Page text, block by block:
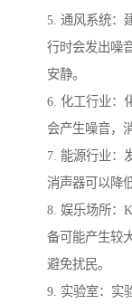
5. 通风系统：
行时会发出噪
安静。
6. 化工行业：
会产生噪音，
7. 能源行业：
消声器可以降
8. 娱乐场所：
备可能产生较
避免扰民。
9. 实验室：实